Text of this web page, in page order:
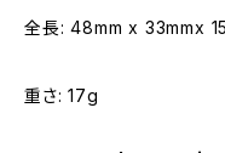
全長: 48mm x 33mmx
重さ: 17g